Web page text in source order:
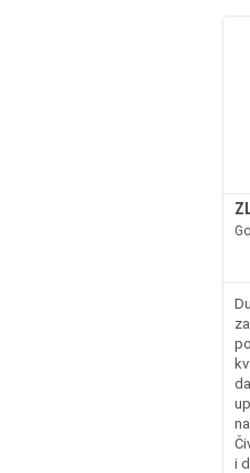
i